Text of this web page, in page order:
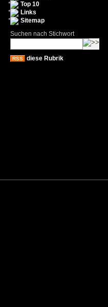
Top 10
Links
Sitemap
Suchen nach Stichwort
RSS diese Rubrik